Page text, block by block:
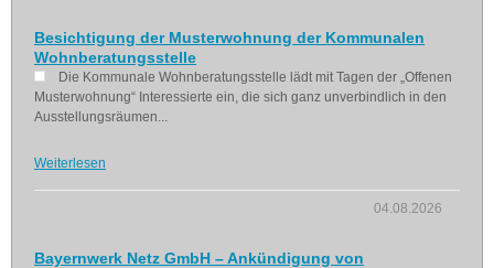
Besichtigung der Musterwohnung der Kommunalen
Wohnberatungsstelle
Die Kommunale Wohnberatungsstelle lädt mit Tagen der „Offenen
Musterwohnung“ Interessierte ein, die sich ganz unverbindlich in den
Ausstellungsräumen...
Weiterlesen
04.08.2026
Bayernwerk Netz GmbH – Ankündigung von